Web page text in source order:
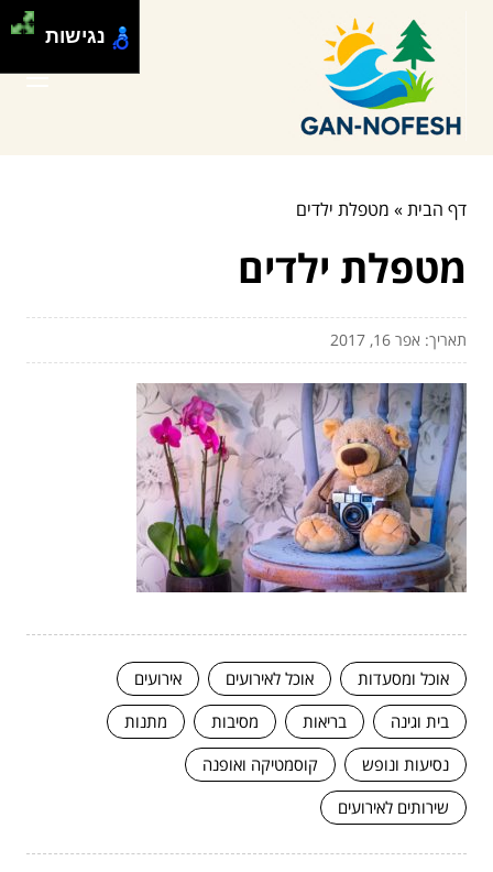
דף הבית» מטפלת ילדים
מטפלת ילדים
תאריך: אפר 16, 2017
אוכל ומסעדות אוכל לאירועים
אירועים
בית וגינה
בריאות מסיבות
מתנות
נסיעות ונופש
קוסמטיקה ואופנה
שירותים לאירועים
נגישות